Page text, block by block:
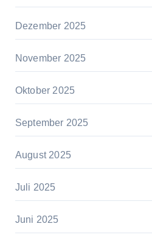
Dezember 2025
November 2025
Oktober 2025
September 2025
August 2025
Juli 2025
Juni 2025